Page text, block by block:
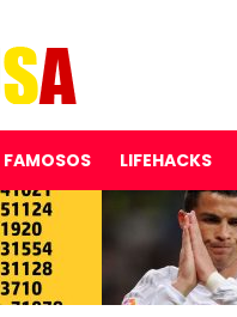
FAMOSOS LIFEHACKS